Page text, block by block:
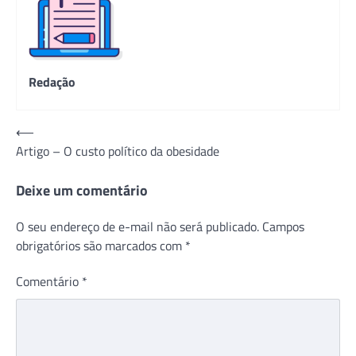
Redação
Navegação
de
Post
⟵
Artigo – O custo político da obesidade
Deixe um comentário
O seu endereço de e-mail não será publicado. Campos
obrigatórios são marcados com *
Comentário *